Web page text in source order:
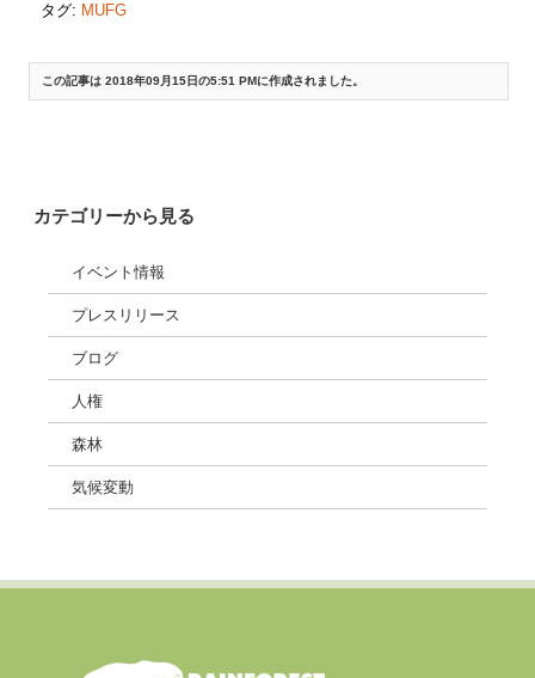
タグ: MUFG
この記事は 2018年09月15日の5:51 PMに作成されました。
カテゴリーから見る
イベント情報
プレスリリース
ブログ
人権
森林
気候変動